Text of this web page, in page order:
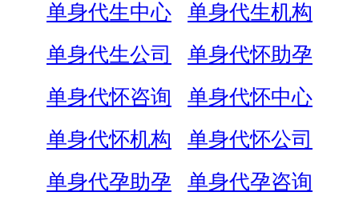
单身代生中心
单身代生机构
单身代生公司
单身代怀助孕
单身代怀咨询
单身代怀中心
单身代怀机构
单身代怀公司
单身代孕助孕
单身代孕咨询